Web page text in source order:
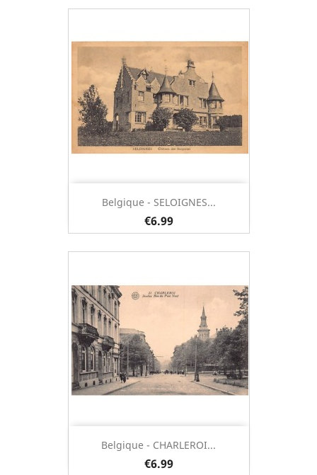
Belgique - SELOIGNES...
€6.99
Belgique - CHARLEROI...
€6.99